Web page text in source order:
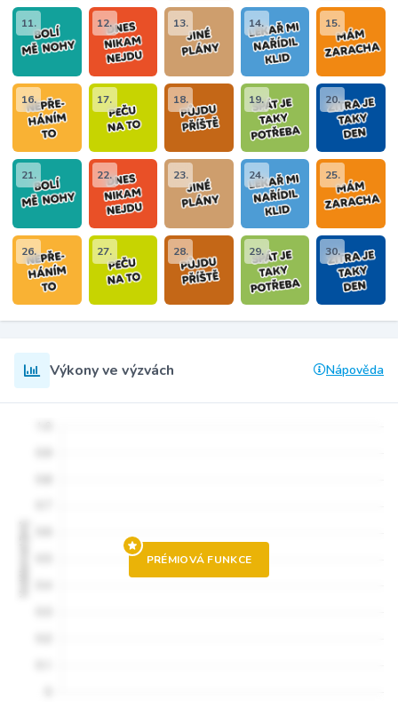
11. 12. 13. 14. 15.
16. 17. 18. 19. 20.
21. 22. 23. 24. 25.
26. 27. 28. 29. 30.
Výkony ve výzvách Nápověda
PRÉMIOVÁ FUNKCE